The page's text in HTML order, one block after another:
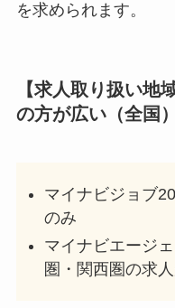
を求められます。
【求人取り扱い地
の方が広い（全国）
マイナビジョブ
のみ
マイナビエージ
圏・関西圏の求人